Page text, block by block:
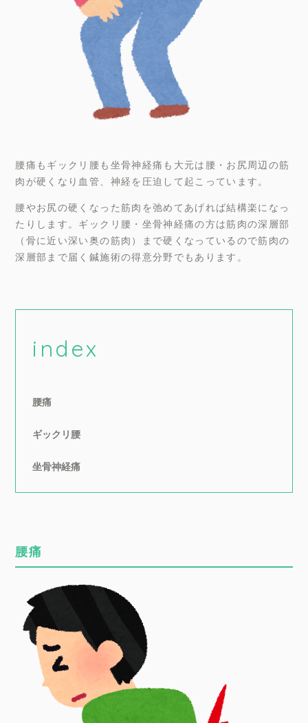
腰痛もギックリ腰も坐骨神経痛も大元は腰・お尻周辺の筋
肉が硬くなり血管、神経を圧迫して起こっています。
腰やお尻の硬くなった筋肉を弛めてあげれば結構楽になっ
たりします。ギックリ腰・坐骨神経痛の方は筋肉の深層部
（骨に近い深い奥の筋肉）まで硬くなっているので筋肉の
深層部まで届く鍼施術の得意分野でもあります。
index
腰痛
ギックリ腰
坐骨神経痛
腰痛